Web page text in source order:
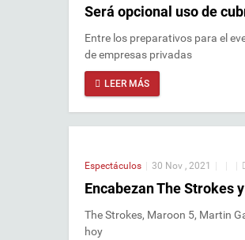
Será opcional uso de
Entre los preparativos para el
de empresas privadas
LEER MÁS
Espectáculos 30 Nov , 2021
Encabezan The Strokes
The Strokes, Maroon 5, Martin
hoy